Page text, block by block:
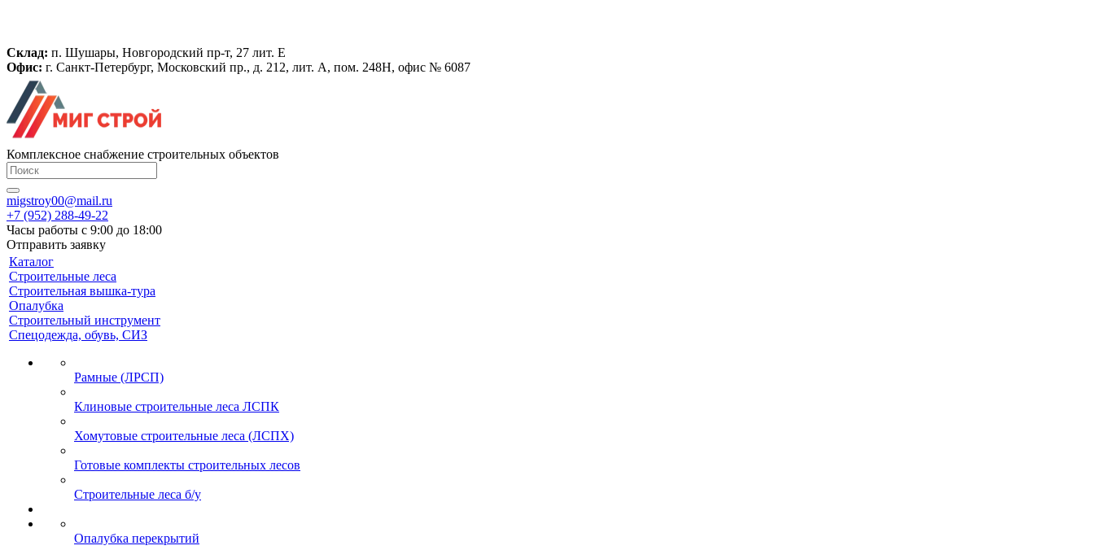
Склад: п. Шушары, Новгородский пр-т, 27 лит. Е
Офис: г. Санкт-Петербург, Московский пр., д. 212, лит. А, пом. 248Н, офис № 6087
Комплексное снабжение строительных объектов
migstroy00@mail.ru
+7 (952) 288-49-22
Часы работы с 9:00 до 18:00
Отправить заявку
Каталог
Строительные леса
Строительная вышка-тура
Опалубка
Строительный инструмент
Спецодежда, обувь, СИЗ
Рамные (ЛРСП)
Клиновые строительные леса ЛСПК
Хомутовые строительные леса (ЛСПХ)
Готовые комплекты строительных лесов
Строительные леса б/у
Опалубка перекрытий